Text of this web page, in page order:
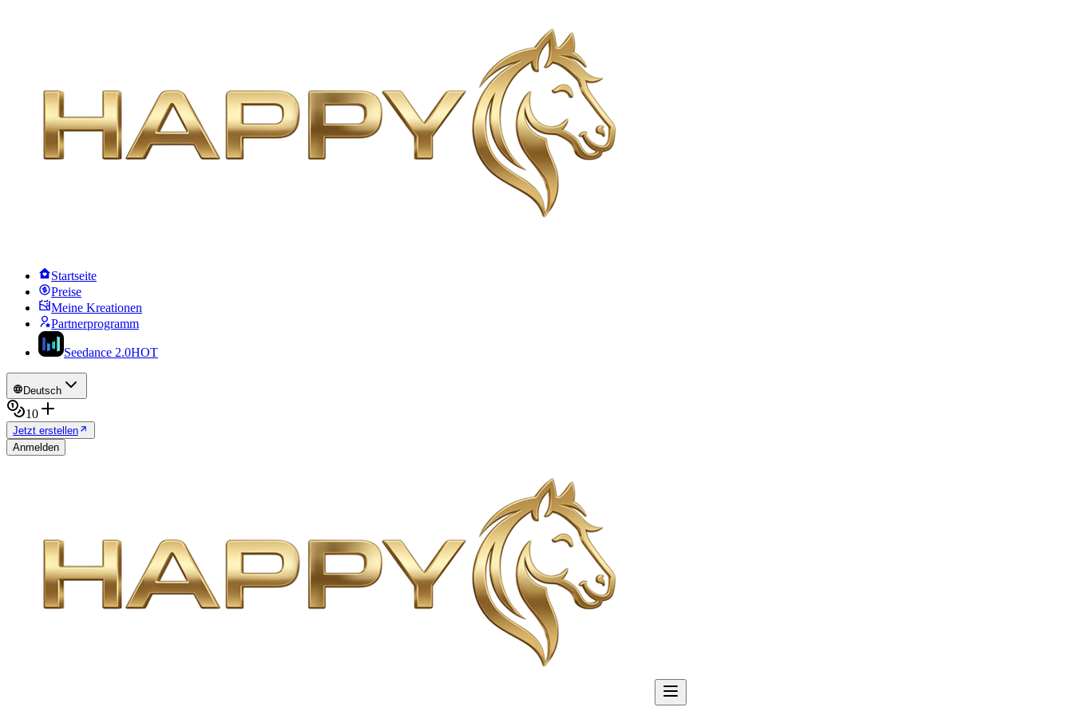
Startseite
Preise
Meine Kreationen
Partnerprogramm
Seedance 2.0HOT
Deutsch
10
Jetzt erstellen
Anmelden